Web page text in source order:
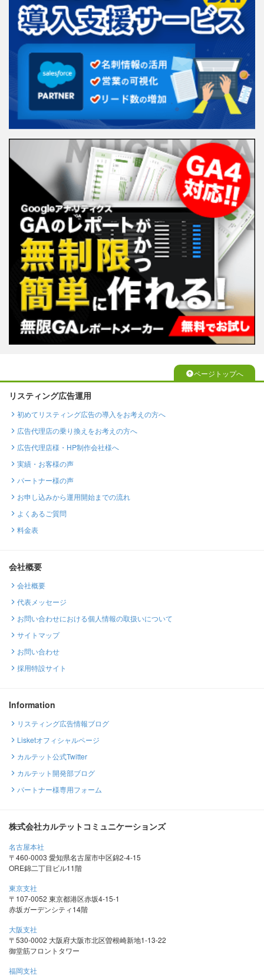
ページトップへ
リスティング広告運用
初めてリスティング広告の導入をお考えの方へ
広告代理店の乗り換えをお考えの方へ
広告代理店様・HP制作会社様へ
実績・お客様の声
パートナー様の声
お申し込みから運用開始までの流れ
よくあるご質問
料金表
会社概要
会社概要
代表メッセージ
お問い合わせにおける個人情報の取扱いについて
サイトマップ
お問い合わせ
採用特設サイト
Information
リスティング広告情報ブログ
Lisketオフィシャルページ
カルテット公式Twitter
カルテット開発部ブログ
パートナー様専用フォーム
株式会社カルテットコミュニケーションズ
名古屋本社
〒460-0003 愛知県名古屋市中区錦2-4-15
ORE錦二丁目ビル11階
東京支社
〒107-0052 東京都港区赤坂4-15-1
赤坂ガーデンシティ14階
大阪支社
〒530-0002 大阪府大阪市北区曽根崎新地1-13-22
御堂筋フロントタワー
福岡支社